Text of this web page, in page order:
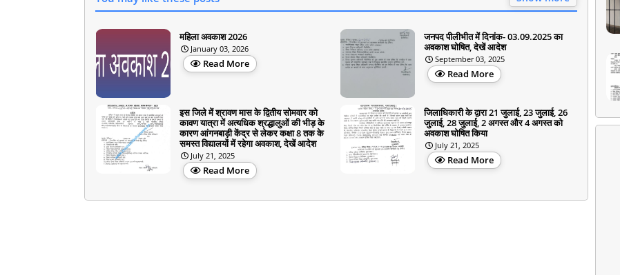
महिला अवकाश 2026
January 03, 2026
Read More
जनपद पीलीभीत में दिनांक- 03.09.2025 का
अवकाश घोषित, देखें आदेश
September 03, 2025
Read More
इस जिले में श्रावण मास के द्वितीय सोमवार को
कावण यात्रा में अत्यधिक श्रद्धालुओं की भीड़ के
कारण आंगनबाड़ी केंद्र से लेकर कक्षा 8 तक के
समस्त विद्यालयों में रहेगा अवकाश, देखें आदेश
July 21, 2025
Read More
जिलाधिकारी के द्वारा 21 जुलाई, 23 जुलाई, 26
जुलाई, 28 जुलाई, 2 अगस्त और 4 अगस्त को
अवकाश घोषित किया
July 21, 2025
Read More